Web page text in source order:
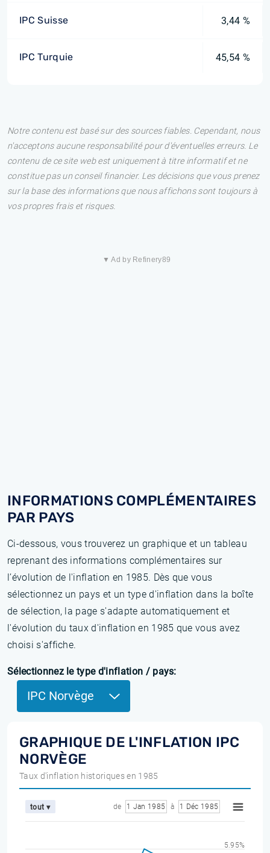
IPC Suisse 3,44 %
IPC Turquie 45,54 %
Notre contenu est basé sur des sources fiables. Cependant, nous
n'acceptons aucune responsabilité pour d'éventuelles erreurs. Le
contenu de ce site web est uniquement à titre informatif et ne
constitue pas un conseil financier. Les décisions que vous prenez
sur la base des informations que nous affichons sont toujours à
vos propres frais et risques.
▼ Ad by Refinery89
INFORMATIONS COMPLÉMENTAIRES
PAR PAYS
Ci-dessous, vous trouverez un graphique et un tableau
reprenant des informations complémentaires sur
l’évolution de l'inflation en 1985. Dès que vous
sélectionnez un pays et un type d'inflation dans la boîte
de sélection, la page s'adapte automatiquement et
l'évolution du taux d'inflation en 1985 que vous avez
choisi s'affiche.
Sélectionnez le type d'inflation / pays:
IPC Norvège
GRAPHIQUE DE L'INFLATION IPC
NORVÈGE
Taux d'inflation historiques en 1985
tout ▾ de 1 Jan 1985 à 1 Déc 1985
5.95%